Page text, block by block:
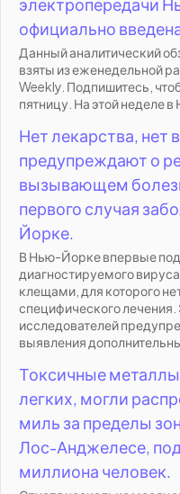
официально
Данный аналитический
взяты из еженедельной
Weekly. Подпишитесь,
пятницу. На этой неделе
Нет лекарства, нет
предупреждают о
вызывающем
первого случая
Йорке.
В Нью-Йорке впервые
диагностируемого
клещами, для которого
специфического лечения.
исследователей
выявления
Токсичные
легких, могли
миль за пределы
Лос-Анджелесе,
миллиона человек.